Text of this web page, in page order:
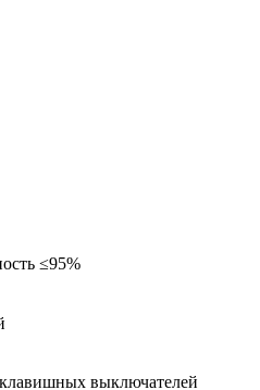
≤95%
выключателей